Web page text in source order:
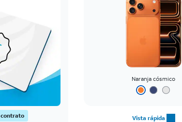
Naranja cósmico
Vista rápida